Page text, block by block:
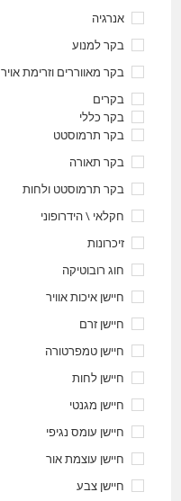
אנרגיה
בקר למנוע
בקר מאווררים וזרימת אויר
בקרים
בקר כללי
בקר תרמוסטט
בקר תאורה
בקר תרמוסטט ולחות
חקלאי \ הידרופוני
זיכרונות
חוג רובוטיקה
חיישן איכות אוויר
חיישן זרם
חיישן טמפרטורה
חיישן לחות
חיישן מגנטי
חיישן עומס נגיפי
חיישן עוצמת אור
חיישן צבע